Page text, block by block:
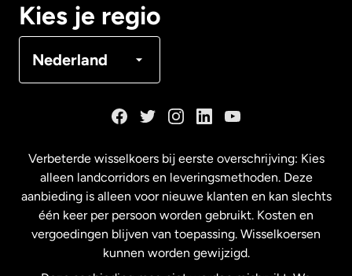
Kies je regio
Nederland
Maleisië
Nederland
Verbeterde wisselkoers bij eerste overschrijving: Kies
alleen landcorridors en leveringsmethoden. Deze
aanbieding is alleen voor nieuwe klanten en kan slechts
één keer per persoon worden gebruikt. Kosten en
vergoedingen blijven van toepassing. Wisselkoersen
kunnen worden gewijzigd.